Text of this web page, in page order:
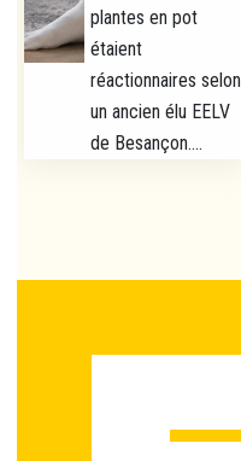
plantes en pot
étaient
réactionnaires selon
un ancien élu EELV
de Besançon....